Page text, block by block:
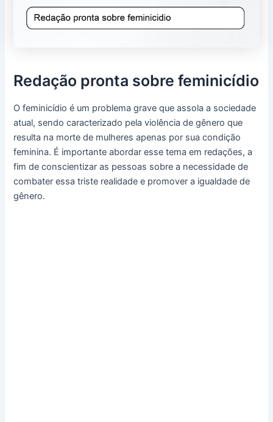
Redação pronta sobre feminicídio
O feminicídio é um problema grave que assola a sociedade
atual, sendo caracterizado pela violência de gênero que
resulta na morte de mulheres apenas por sua condição
feminina. É importante abordar esse tema em redações, a
fim de conscientizar as pessoas sobre a necessidade de
combater essa triste realidade e promover a igualdade de
gênero.